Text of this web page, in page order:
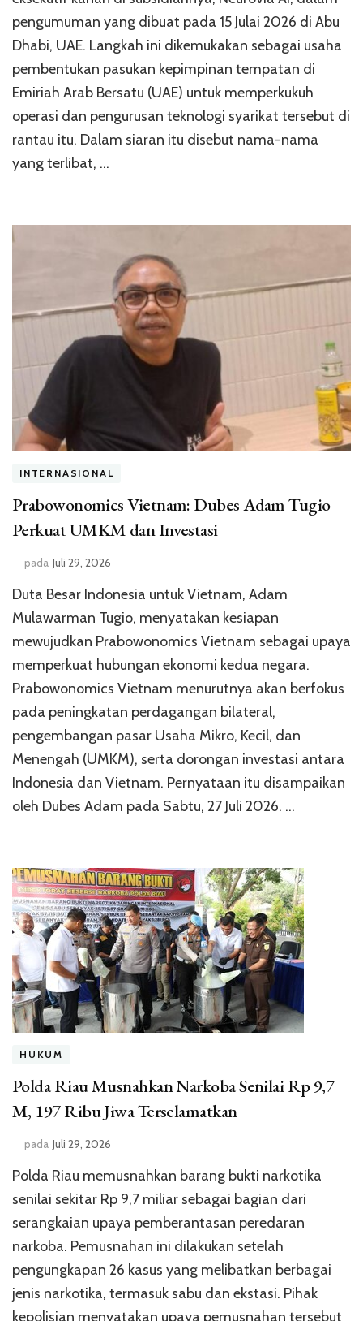
pengumuman yang dibuat pada 15 Julai 2026 di Abu
Dhabi, UAE. Langkah ini dikemukakan sebagai usaha
pembentukan pasukan kepimpinan tempatan di
Emiriah Arab Bersatu (UAE) untuk memperkukuh
operasi dan pengurusan teknologi syarikat tersebut di
rantau itu. Dalam siaran itu disebut nama-nama
yang terlibat, …
INTERNASIONAL
Prabowonomics Vietnam: Dubes Adam Tugio
Perkuat UMKM dan Investasi
pada Juli 29, 2026
Duta Besar Indonesia untuk Vietnam, Adam
Mulawarman Tugio, menyatakan kesiapan
mewujudkan Prabowonomics Vietnam sebagai upaya
memperkuat hubungan ekonomi kedua negara.
Prabowonomics Vietnam menurutnya akan berfokus
pada peningkatan perdagangan bilateral,
pengembangan pasar Usaha Mikro, Kecil, dan
Menengah (UMKM), serta dorongan investasi antara
Indonesia dan Vietnam. Pernyataan itu disampaikan
oleh Dubes Adam pada Sabtu, 27 Juli 2026. …
HUKUM
Polda Riau Musnahkan Narkoba Senilai Rp 9,7
M, 197 Ribu Jiwa Terselamatkan
pada Juli 29, 2026
Polda Riau memusnahkan barang bukti narkotika
senilai sekitar Rp 9,7 miliar sebagai bagian dari
serangkaian upaya pemberantasan peredaran
narkoba. Pemusnahan ini dilakukan setelah
pengungkapan 26 kasus yang melibatkan berbagai
jenis narkotika, termasuk sabu dan ekstasi. Pihak
kepolisian menyatakan upaya pemusnahan tersebut